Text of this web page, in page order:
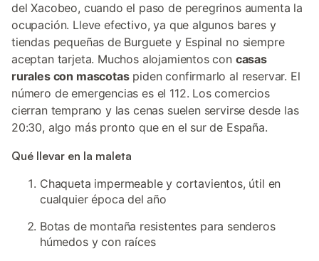
del Xacobeo, cuando el paso de peregrinos aumenta la
ocupación. Lleve efectivo, ya que algunos bares y
tiendas pequeñas de Burguete y Espinal no siempre
aceptan tarjeta. Muchos alojamientos con casas
rurales con mascotaspiden confirmarlo al reservar. El
número de emergencias es el 112. Los comercios
cierran temprano y las cenas suelen servirse desde las
20:30, algo más pronto que en el sur de España.
Qué llevar en la maleta
Chaqueta impermeable y cortavientos, útil en
cualquier época del año
Botas de montaña resistentes para senderos
húmedos y con raíces